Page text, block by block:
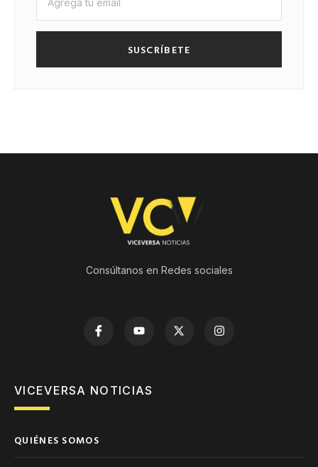
SUSCRÍBETE
Consúltanos en Redes sociales
VICEVERSA NOTICIAS
QUIÉNES SOMOS